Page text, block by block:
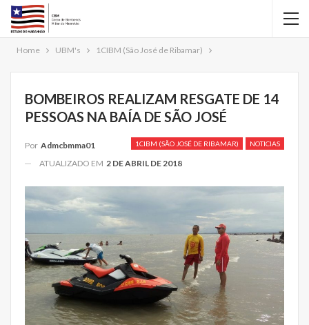
Home UBM's 1CIBM (São José de Ribamar)
BOMBEIROS REALIZAM RESGATE DE 14
PESSOAS NA BAÍA DE SÃO JOSÉ
1CIBM (SÃO JOSÉ DE RIBAMAR) NOTICIAS
Por Admcbmma01
ATUALIZADO EM 2 DE ABRIL DE 2018